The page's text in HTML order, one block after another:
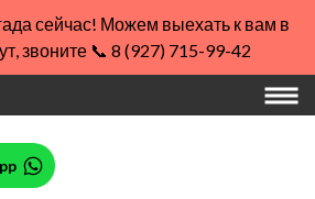
сейчас! Можем выехать к вам в
звоните 📞 8 (927) 715-99-42